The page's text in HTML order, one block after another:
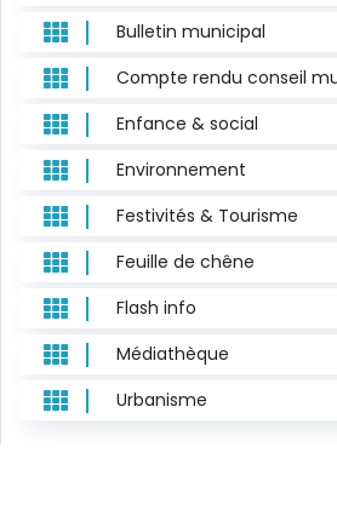
 Bulletin municipal
 Compte rendu conseil
 Enfance & social
 Environnement
 Festivités & Tourisme
 Feuille de chêne
 Flash info
 Médiathèque
 Urbanisme